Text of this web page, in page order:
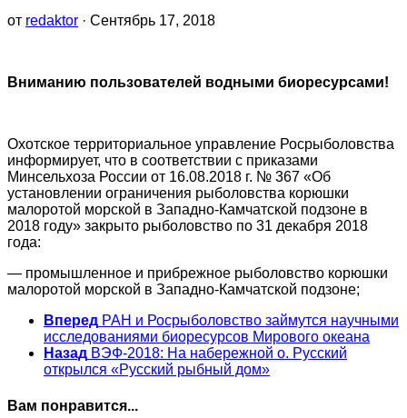
от redaktor · Сентябрь 17, 2018
Вниманию пользователей водными биоресурсами!
Охотское территориальное управление Росрыболовства
информирует, что в соответствии с приказами
Минсельхоза России от 16.08.2018 г. № 367 «Об
установлении ограничения рыболовства корюшки
малоротой морской в Западно-Камчатской подзоне в
2018 году» закрыто рыболовство по 31 декабря 2018
года:
— промышленное и прибрежное рыболовство корюшки
малоротой морской в Западно-Камчатской подзоне;
Вперед РАН и Росрыболовство займутся научными
исследованиями биоресурсов Мирового океана
Назад ВЭФ-2018: На набережной о. Русский
открылся «Русский рыбный дом»
Вам понравится...